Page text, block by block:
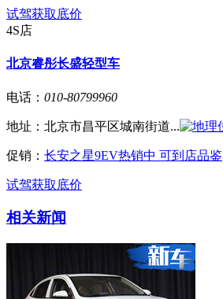
试驾获取底价
4S店
北京睿彤长盛轻型车
电话： 010-80799960
地址： 北京市昌平区城南街道...
促销： 长安之星9EV热销中 可到店品鉴
试驾获取底价
相关新闻